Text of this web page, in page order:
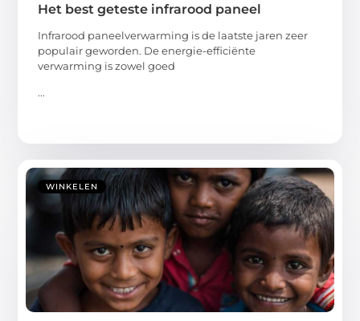
Het best geteste infrarood paneel
Infrarood paneelverwarming is de laatste jaren zeer
populair geworden. De energie-efficiënte
verwarming is zowel goed
...
WINKELEN